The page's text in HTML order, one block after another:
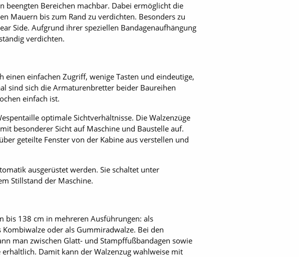
beengten Bereichen machbar. Dabei ermöglicht die
Mauern bis zum Rand zu verdichten. Besonders zu
Side. Aufgrund ihrer speziellen Bandagenaufhängung
verdichten.
einfachen Zugriff, wenige Tasten und eindeutige,
sind sich die Armaturenbretter beider Baureihen
einfach ist.
optimale Sichtverhältnisse. Die Walzenzüge
besonderer Sicht auf Maschine und Baustelle auf.
geteilte Fenster von der Kabine aus verstellen und
ausgerüstet werden. Sie schaltet unter
Stillstand der Maschine.
bis 138 cm in mehreren Ausführungen: als
oder als Gummiradwalze. Bei den
man zwischen Glatt- und Stampffußbandagen sowie
Damit kann der Walzenzug wahlweise mit